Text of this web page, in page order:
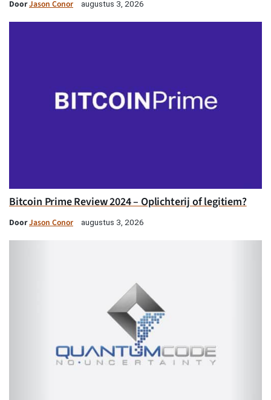
DoorJason Conor augustus 3, 2026
Bitcoin Prime Review 2024 – Oplichterij of legitiem?
DoorJason Conor augustus 3, 2026